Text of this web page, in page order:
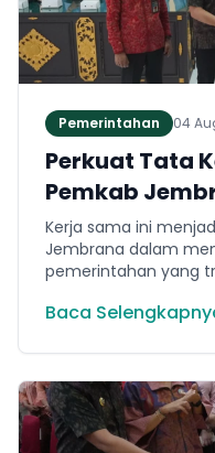
Pemerintahan 04
Perkuat Tata
Pemkab
Jembrana
Hukum Datun
Kerja sama ini
Jembrana dalam
pemerintahan yang
mencakup tiga
tindakan hukum
Baca